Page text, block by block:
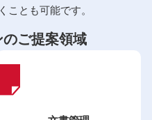
ことも可能です。
のご提案領域